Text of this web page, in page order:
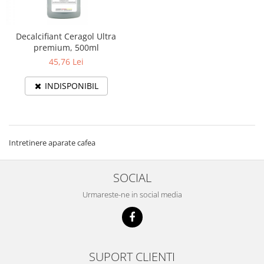
Lavete și bureți
Lumanari
Mopuri
Odorizante cameră/auto
Odorizante toaletă
Detergenți și balsam de rufe
Dispensere/dozatoare
Servețele umede
Tipizate
Tuș & more
Decalcifiant Ceragol Ultra
premium, 500ml
45,76 Lei
INDISPONIBIL
Intretinere aparate cafea
SOCIAL
Urmareste-ne in social media
SUPORT CLIENTI